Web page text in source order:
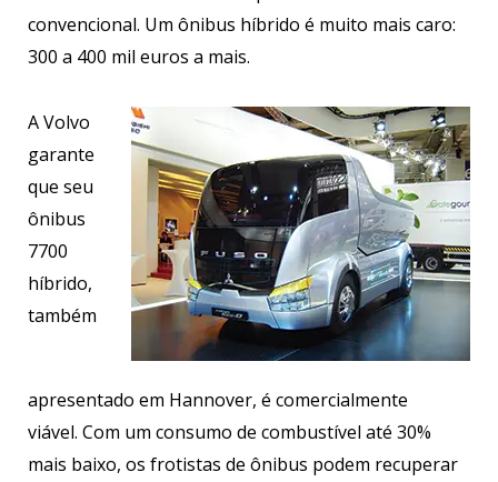
convencional. Um ônibus híbrido é muito mais caro:
300 a 400 mil euros a mais.
A Volvo
garante
que seu
ônibus
7700
híbrido,
também
apresentado em Hannover, é comercialmente
viável. Com um consumo de combustível até 30%
mais baixo, os frotistas de ônibus podem recuperar